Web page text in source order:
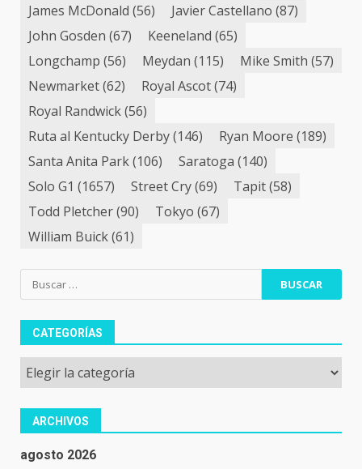
James McDonald (56) Javier Castellano (87)
John Gosden (67) Keeneland (65)
Longchamp (56) Meydan (115) Mike Smith (57)
Newmarket(62) Royal Ascot(74)
Royal Randwick(56)
Ruta al Kentucky Derby(146) Ryan Moore (189)
Santa Anita Park(106) Saratoga (140)
Solo G1 (1657) Street Cry(69) Tapit(58)
Todd Pletcher(90) Tokyo (67)
William Buick(61)
Buscar:
CATEGORÍAS
Categorías
ARCHIVOS
agosto 2026